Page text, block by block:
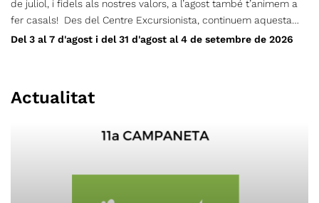
de juliol, i fidels als nostres valors, a l’agost també t’animem a
fer casals! Des del Centre Excursionista, continuem aquesta
proposta perquè donem importància a què els infants, durant
setembre funcionarà per setmanes separades, i cada infant s’hi
terme alternant els espais del CET i zones verdes de Terrassa.
Del 3 al 7 d'agost i del 31 d'agost al 4 de setembre de 2026
Actualitat